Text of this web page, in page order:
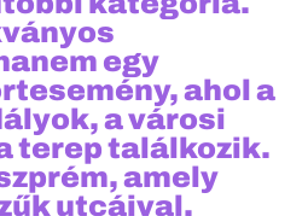
egy
ahol a
a városi
terep találkozik.
, amely
utcáival,